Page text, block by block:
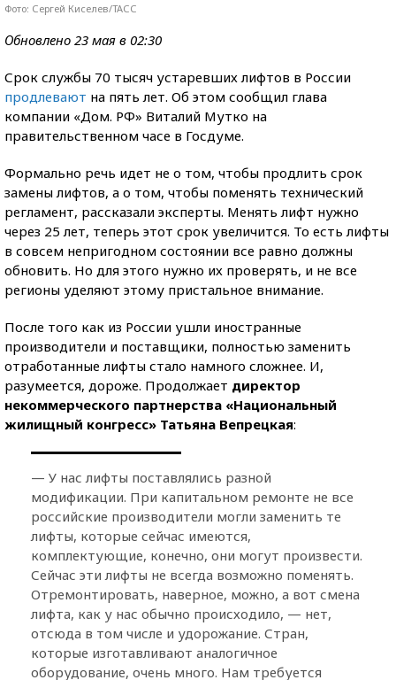
Фото: Сергей Киселев/ТАСС
Обновлено 23 мая в 02:30
Срок службы 70 тысяч устаревших лифтов в России
продлевают на пять лет. Об этом сообщил глава
компании «Дом. РФ» Виталий Мутко на
правительственном часе в Госдуме.
Формально речь идет не о том, чтобы продлить срок
замены лифтов, а о том, чтобы поменять технический
регламент, рассказали эксперты. Менять лифт нужно
через 25 лет, теперь этот срок увеличится. То есть лифты
в совсем непригодном состоянии все равно должны
обновить. Но для этого нужно их проверять, и не все
регионы уделяют этому пристальное внимание.
После того как из России ушли иностранные
производители и поставщики, полностью заменить
отработанные лифты стало намного сложнее. И,
разумеется, дороже. Продолжает директор
некоммерческого партнерства «Национальный
жилищный конгресс» Татьяна Вепрецкая:
— У нас лифты поставлялись разной
модификации. При капитальном ремонте не все
российские производители могли заменить те
лифты, которые сейчас имеются,
комплектующие, конечно, они могут произвести.
Сейчас эти лифты не всегда возможно поменять.
Отремонтировать, наверное, можно, а вот смена
лифта, как у нас обычно происходило, — нет,
отсюда в том числе и удорожание. Стран,
которые изготавливают аналогичное
оборудование, очень много. Нам требуется